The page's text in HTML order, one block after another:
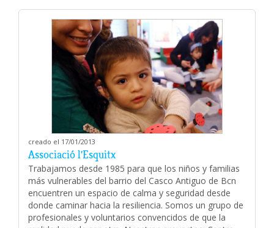
creado el 17/01/2013
Associació l'Esquitx
Trabajamos desde 1985 para que los niños y familias
más vulnerables del barrio del Casco Antiguo de Bcn
encuentren un espacio de calma y seguridad desde
donde caminar hacia la resiliencia. Somos un grupo de
profesionales y voluntarios convencidos de que la